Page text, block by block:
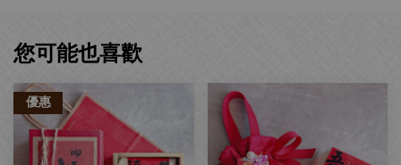
您可能也喜歡
優惠